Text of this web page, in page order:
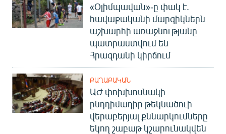
«Օլիմպավան»-ը փակ է.
հավաքականի մարզիկներն
աշխարհի առաջնությանը
պատրաստվում են
Հրազդանի կիրճում
ՔԱՂԱՔԱԿԱՆ
ԱԺ փոխխոսնակի
ընդդիմադիր թեկնածուի
վերաբերյալ քննարկումները
եկող շաբաթ կշարունակվեն